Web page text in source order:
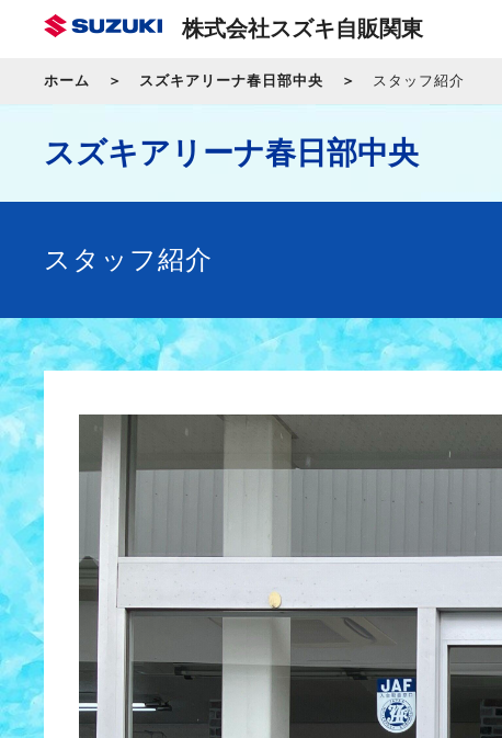
株式会社スズキ自販関東
ホーム スズキアリーナ春日部中央 スタッフ紹介
スズキアリーナ春日部中央
スタッフ紹介